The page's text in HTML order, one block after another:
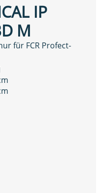
IP
M
für FCR Profect-